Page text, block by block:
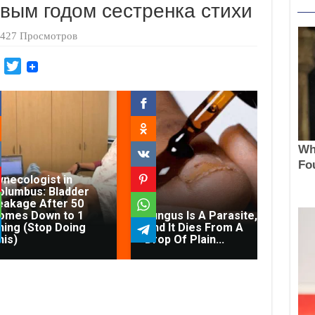
годом сестренка стихи
427 Просмотров
M
T
e
r
in
Bladder
After 50
Down to 1
(Stop Doing
Fungus Is A Parasite,
And It Dies From A
Drop Of Plain...